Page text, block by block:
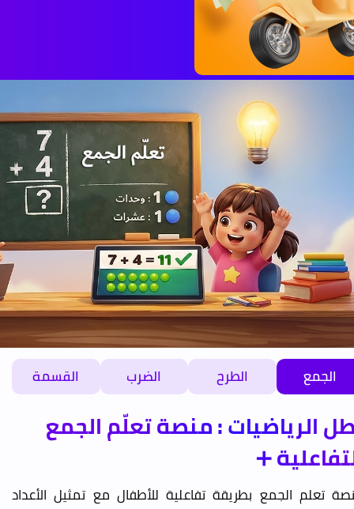
الجمع الطرح الضرب القسمة
الرياضيات : منصة تعلّم الجمع
➕
تعلم الجمع بطريقة تفاعلية للأطفال مع تمثيل الأعداد